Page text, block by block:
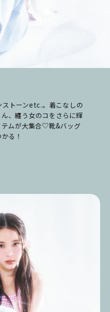
トーンetc.。着こなしの
、纏う女のコをさらに輝
テムが大集合♡靴&バッグ
る！